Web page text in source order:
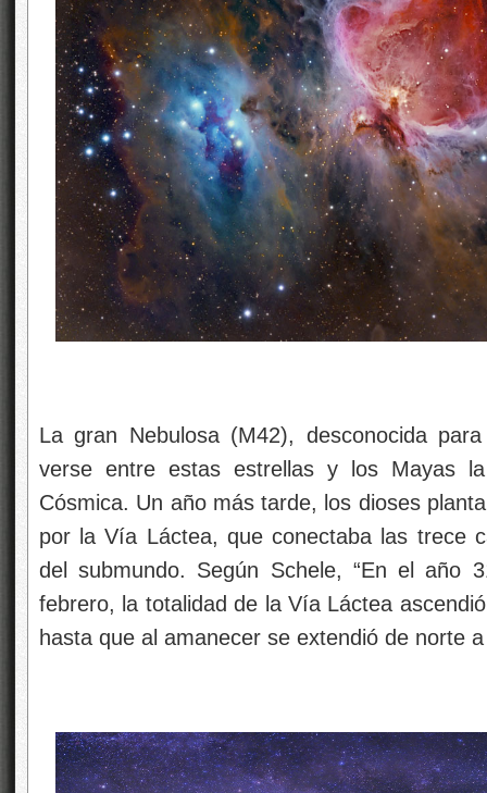
La gran Nebulosa (M42), desconocida
verse entre estas estrellas y los Mayas
Cósmica. Un año más tarde, los dioses
por la Vía Láctea, que conectaba las trece
del submundo. Según Schele, “En el
febrero, la totalidad de la Vía Láctea
hasta que al amanecer se extendió de norte